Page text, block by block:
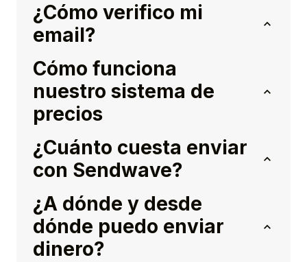
¿Cómo verifico mi
email?
Cómo funciona
nuestro sistema de
precios
¿Cuánto cuesta enviar
con Sendwave?
¿A dónde y desde
dónde puedo enviar
dinero?